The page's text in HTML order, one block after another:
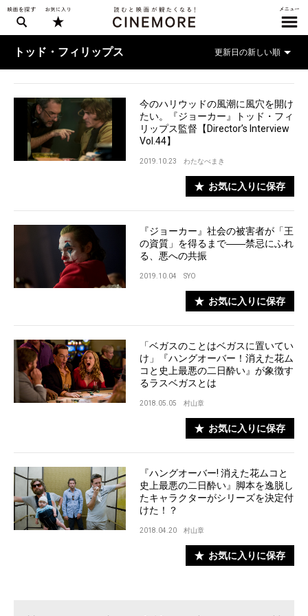
トッド・フィリップス
今のハリウッドの風潮に風穴を開け
たい。『ジョーカー』トッド・フィ
リップス監督【Director’s Interview
Vol.44】
2019.10.23 わたなべまき
お気に入りに保存
『ジョーカー』社会の被害者が「王
の資質」を得るまで――禁忌にふれ
る、悪への共振
2019.10.04 SYO
お気に入りに保存
「ベガスのことはベガスに置いてい
け」『ハングオーバー！消えた花ム
コと史上最悪の二日酔い』が象徴す
るラスベガスとは
2018.05.05 村山章
お気に入りに保存
『ハングオーバー! 消えた花ムコと
史上最悪の二日酔い』脚本を逸脱し
たキャラクターがシリーズを決定付
けた！？
2018.04.20 村山章
お気に入りに保存